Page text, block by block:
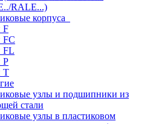
RALE...)
корпуса
F
FC
FL
P
T
узлы и подшипники из
стали
узлы в пластиковом